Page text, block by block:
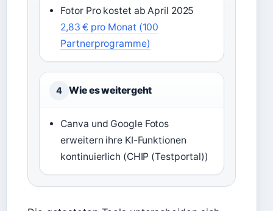
Fotor Pro kostet ab April 2025
2,83 € pro Monat (100
Partnerprogramme)
4 Wie es weitergeht
Canva und Google Fotos
erweitern ihre KI-Funktionen
kontinuierlich (CHIP (Testportal))